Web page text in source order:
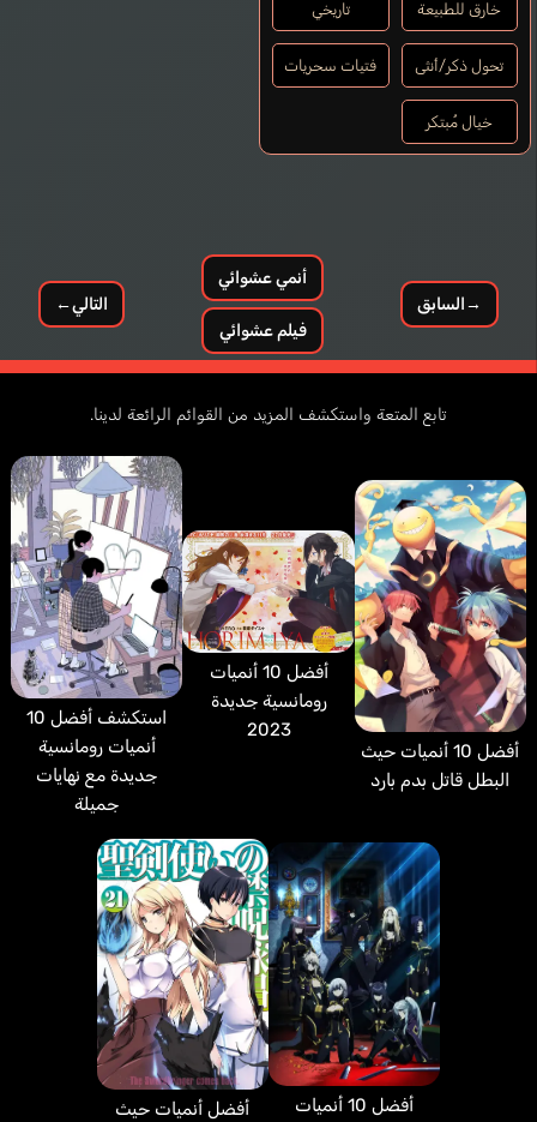
خارق للطبيعة تاريخي
تحول ذكر/أنثى فتيات سحريات
خيال مُبتكر
→السابق
أنمي عشوائي
فيلم عشوائي
التالي←
تابع المتعة واستكشف المزيد من القوائم الرائعة لدينا.
أفضل 10 أنميات حيث
البطل قاتل بدم بارد
أفضل 10 أنميات
رومانسية جديدة
2023
استكشف أفضل 10
أنميات رومانسية
جديدة مع نهايات
جميلة
أفضل 10 أنميات
أفضل أنميات حيث